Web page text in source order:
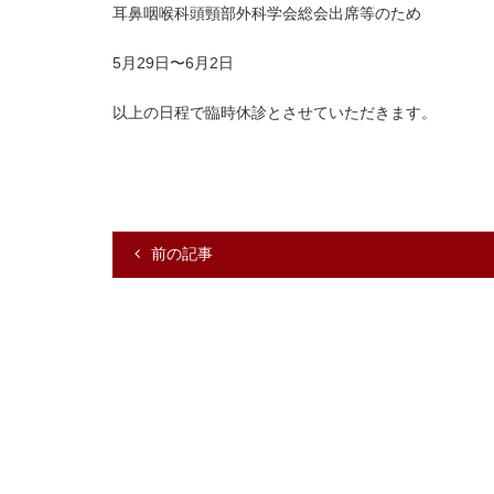
耳鼻咽喉科頭頸部外科学会総会出席等のため
5月29日〜6月2日
以上の日程で臨時休診とさせていただきます。
前の記事